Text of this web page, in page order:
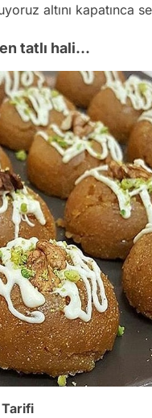
altını kapatınca
tatlı hali...
Tarifi